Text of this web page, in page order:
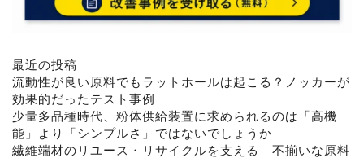
最近の投稿
流動性が良い原料でもラットホールは起こる？ノッカーが
効果的だったテスト事例
少量多品種時代、粉体供給装置に求められるのは「高機
能」より「シンプルさ」ではないでしょうか
繊維端材のリユース・リサイクルを支える―不揃いな原料